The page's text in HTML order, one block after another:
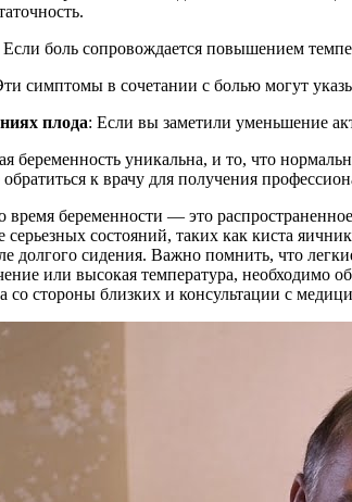
Если боль сопровождается повышением
симптомы в сочетании с болью могут
плода: Если вы заметили уменьшение
беременность уникальна, и то, что
к врачу для получения
время беременности — это
серьезных состояний, таких как киста
долгого сидения. Важно помнить, что
или высокая температура, необходимо
со стороны близких и консультации с